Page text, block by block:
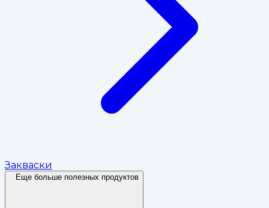
Закваски
Еще больше полезных продуктов